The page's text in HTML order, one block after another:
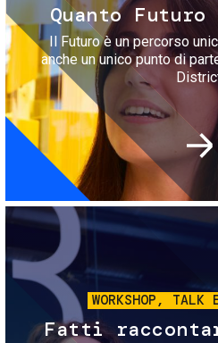
Quanto
Il Futuro è un percorso
anche un unico punto di
WORKSHOP, TALK
Fatti